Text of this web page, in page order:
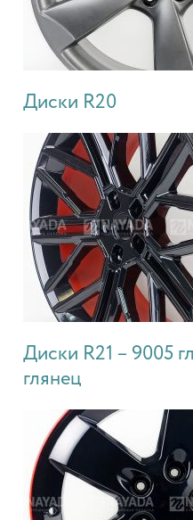
Диски R20
Диски R21 – 9005
глянец